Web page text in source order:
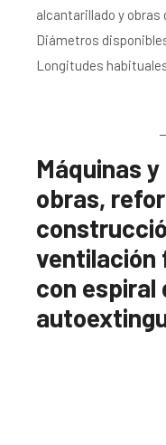
alcantarillado y
Diámetros
Longitudes
Máquinas
obras,
ventilación
con espiral